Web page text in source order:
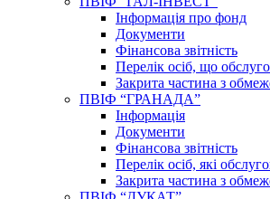
Інформація про фонд
Документи
Фінансова звітність
Перелік осіб, що
Закрита частина з
ПВІФ “ГРАНАДА”
Інформація
Документи
Фінансова звітність
Перелік осіб, які
Закрита частина з